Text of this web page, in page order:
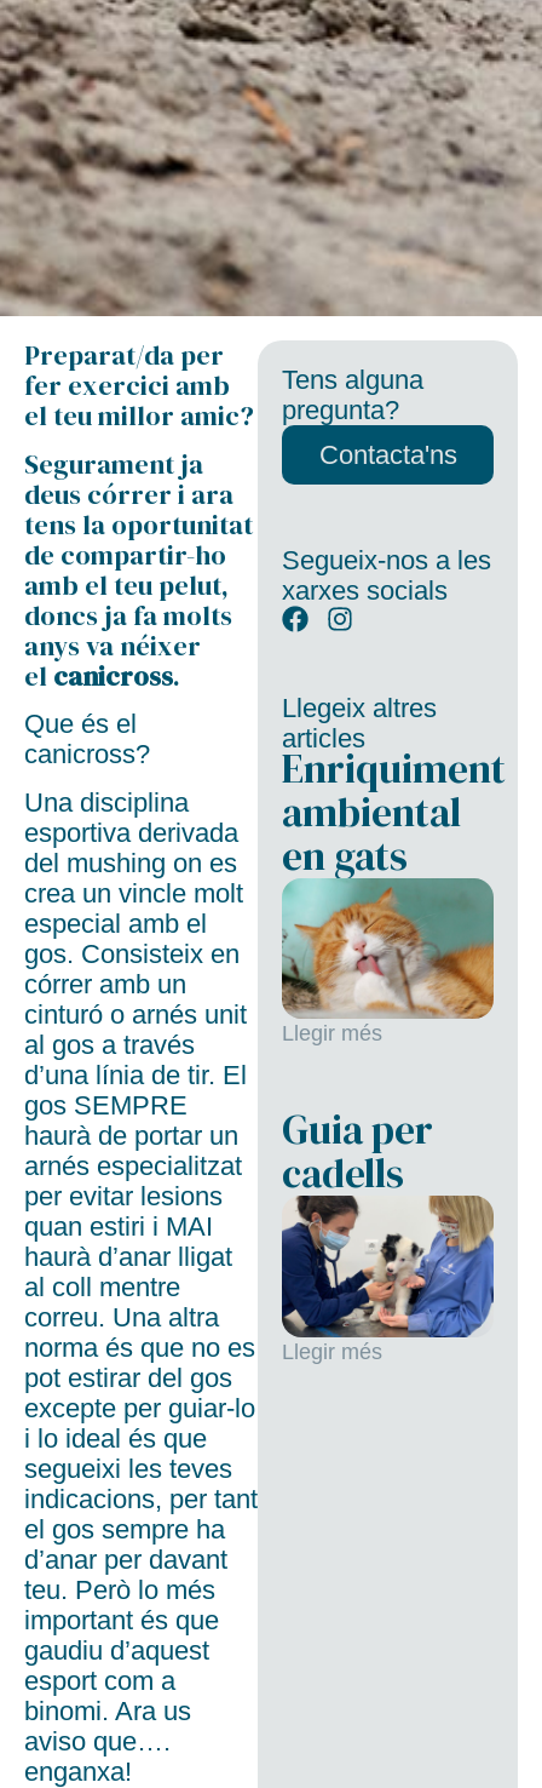
Preparat/da per
fer exercici amb
el teu millor amic?
Segurament ja
deus córrer i ara
tens la oportunitat
de compartir-ho
amb el teu pelut,
doncs ja fa molts
anys va néixer
el canicross.
Que és el
canicross?
Una disciplina
esportiva derivada
del mushing on es
crea un vincle molt
especial amb el
gos. Consisteix en
córrer amb un
cinturó o arnés unit
al gos a través
d’una línia de tir. El
gos SEMPRE
haurà de portar un
arnés especialitzat
per evitar lesions
quan estiri i MAI
haurà d’anar lligat
al coll mentre
correu. Una altra
norma és que no es
pot estirar del gos
excepte per guiar-lo
i lo ideal és que
segueixi les teves
indicacions, per tant
el gos sempre ha
d’anar per davant
teu. Però lo més
important és que
gaudiu d’aquest
esport com a
binomi. Ara us
aviso que….
enganxa!
Tens alguna
pregunta?
Contacta'ns
Segueix-nos a les
xarxes socials
Llegeix altres
articles
Enriquiment
ambiental
en gats
Llegir més
Guia per
cadells
Llegir més